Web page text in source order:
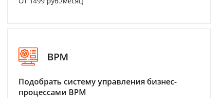
BPM
Подобрать систему управления бизнес-
процессами BPM